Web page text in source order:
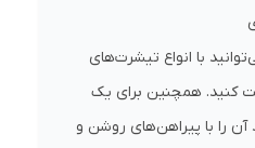
با انواع تیشرت‌های
همچنین برای یک
آن را با پیراهن‌های روشن و